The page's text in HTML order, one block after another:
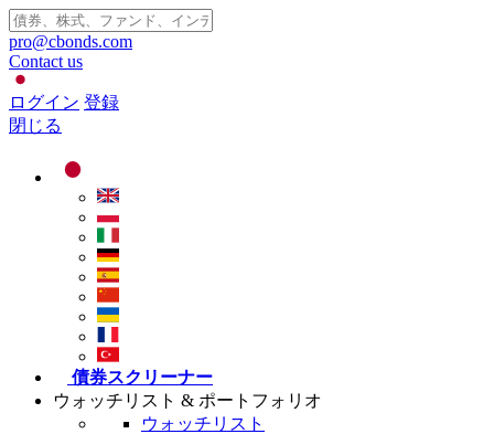
pro@cbonds.com
Contact us
ログイン 登録
閉じる
債券スクリーナー
ウォッチリスト & ポートフォリオ
ウォッチリスト